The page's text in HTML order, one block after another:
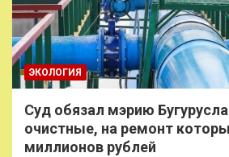
ЭКОЛОГИЯ
Суд обязал мэрию
очистные, на ремонт
миллионов рублей